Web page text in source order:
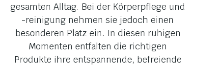
gesamten Alltag. Bei der Körperpflege und
-reinigung nehmen sie jedoch einen
besonderen Platz ein. In diesen ruhigen
Momenten entfalten die richtigen
Produkte ihre entspannende, befreiende